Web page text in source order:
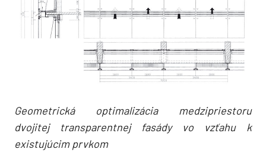
Geometrická optimalizácia medzipriestoru
dvojitej transparentnej fasády vo vzťahu k
existujúcim prvkom